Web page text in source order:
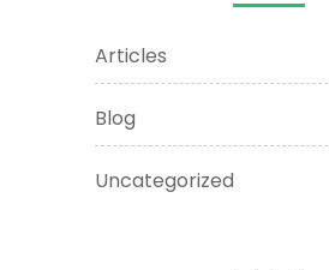
Articles
Blog
Uncategorized